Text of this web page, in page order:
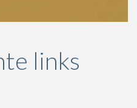
links